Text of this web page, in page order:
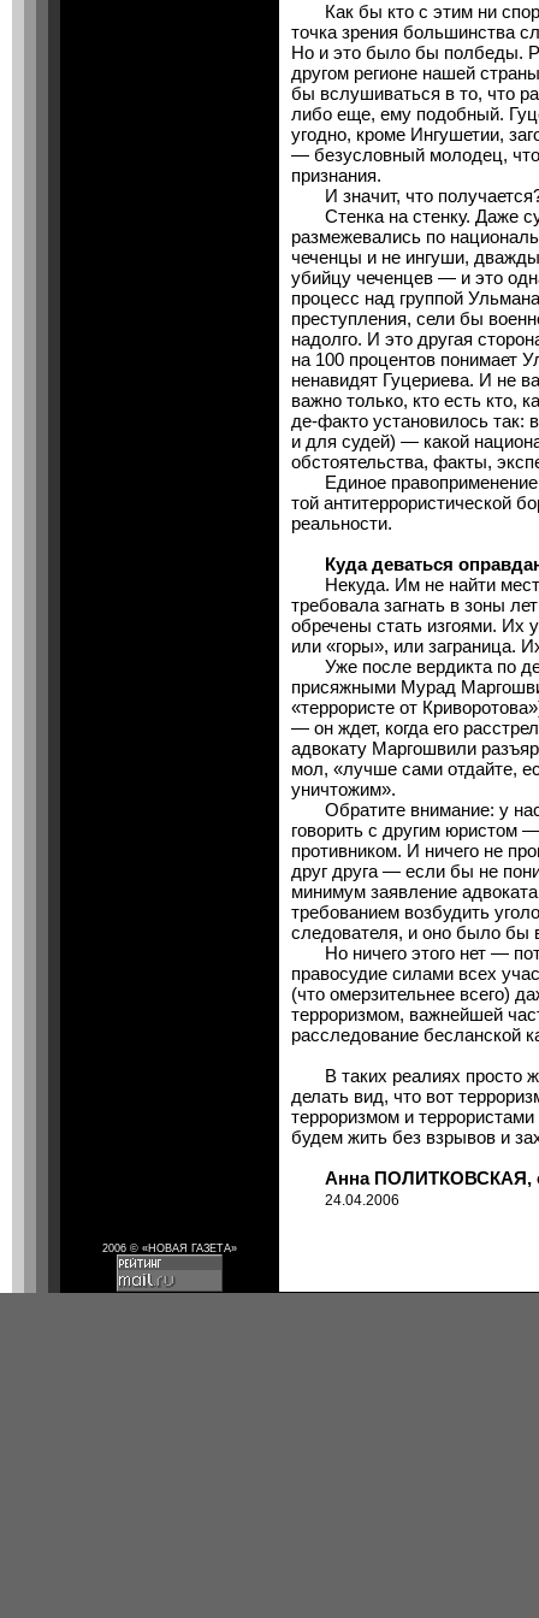
Как бы кто с этим ни
точка зрения большинства
Но и это было бы полбеды.
другом регионе нашей
бы вслушиваться в то, что
либо еще, ему подобный.
угодно, кроме Ингушетии,
— безусловный молодец,
признания.
И значит, что
Стенка на стенку. Даже
размежевались по
чеченцы и не ингуши,
убийцу чеченцев — и это
процесс над группой
преступления, сели бы
надолго. И это другая
на 100 процентов понимает
ненавидят Гуцериева. И не
важно только, кто есть кто,
де-факто установилось так:
и для судей) — какой
обстоятельства, факты,
Единое правоприменение
той антитеррористической
реальности.
Куда деваться
Некуда. Им не найти
требовала загнать в зоны
обречены стать изгоями. Их
или «горы», или заграница.
Уже после вердикта по
присяжными Мурад
«террористе от
— он ждет, когда его
адвокату Маргошвили
мол, «лучше сами отдайте,
уничтожим».
Обратите внимание: у нас
говорить с другим юристом
противником. И ничего не
друг друга — если бы не
минимум заявление
требованием возбудить
следователя, и оно было
Но ничего этого нет —
правосудие силами всех
(что омерзительнее всего)
терроризмом, важнейшей
расследование бесланской
В таких реалиях просто
делать вид, что вот
терроризмом и
будем жить без взрывов и
Анна ПОЛИТКОВСКАЯ,
24.04.2006
2006 © «НОВАЯ ГАЗЕТА»